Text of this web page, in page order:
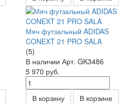
Мяч футзальный ADIDAS
CONEXT 21 PRO SALA
(5)
В наличии Арт. GK3486
5 970 руб.
В корзину В корзине